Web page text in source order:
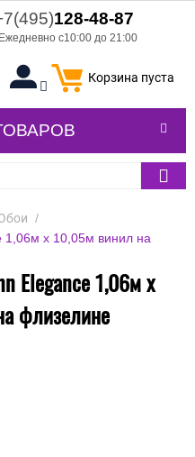
128-48-87
Ежедневно с10:00 до 21:00
Корзина пуста
/
1,06м х 10,05м винил на
Elegance 1,06м х
флизелине